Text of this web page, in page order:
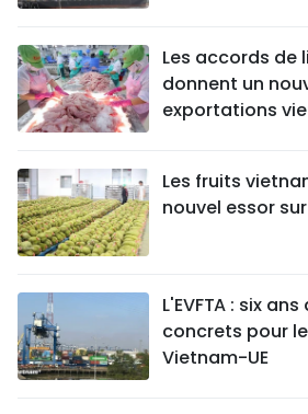
Les accords de
donnent un
exportations
Les fruits
nouvel essor
L'EVFTA : six
concrets pour
Vietnam-UE